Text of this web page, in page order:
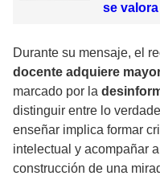
se
Durante su mensaje, el
docente adquiere
marcado por la
distinguir entre lo
enseñar implica formar
intelectual y acompañar
construcción de una